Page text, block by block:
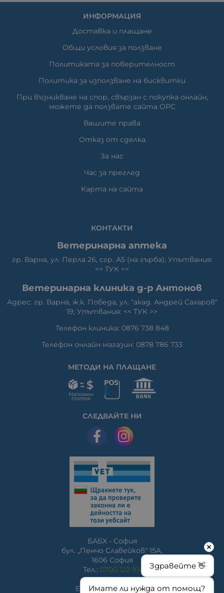
ИНФОРМАЦИЯ
Доставка и плащане
Общи условия за ползване
Политиката за поверителност
Политика за използване на бисквитки
При възникване на спор, свързан с покупка онлайн,
можете да ползвате сайта ОРС
Вашите права
Отказ от сделка
За нас
Час за преглед
Карта на сайта
КОНТАКТИ
Ветеринарна аптека
гр. Варна, ул. Перла 26, сгр. А5 (на гърба); Упътвания:
<< ТУК >>
Ветеринарна клиника д-р Антонов
Адрес: гр. Варна, ж.к. Победа, ул. "акад. Андрей Сахаров"
19; Упътвания: << ТУК >>
Телефон клиника: 0876 738 848
Телефон онлайн магазин: 0878 786 733
МЕТОДИ НА ПЛАЩАНЕ
СЛЕДВАЙТЕ НИ
БАБХ - София
бул. „Пенчо Славейков" 15A,
1606 София
Тел.: 0700 122 99
www.bfsa.egov.bg
E-mail:bfsa@bfsa.bg
Здравейте 👋
Имате ли нужда от помощ?